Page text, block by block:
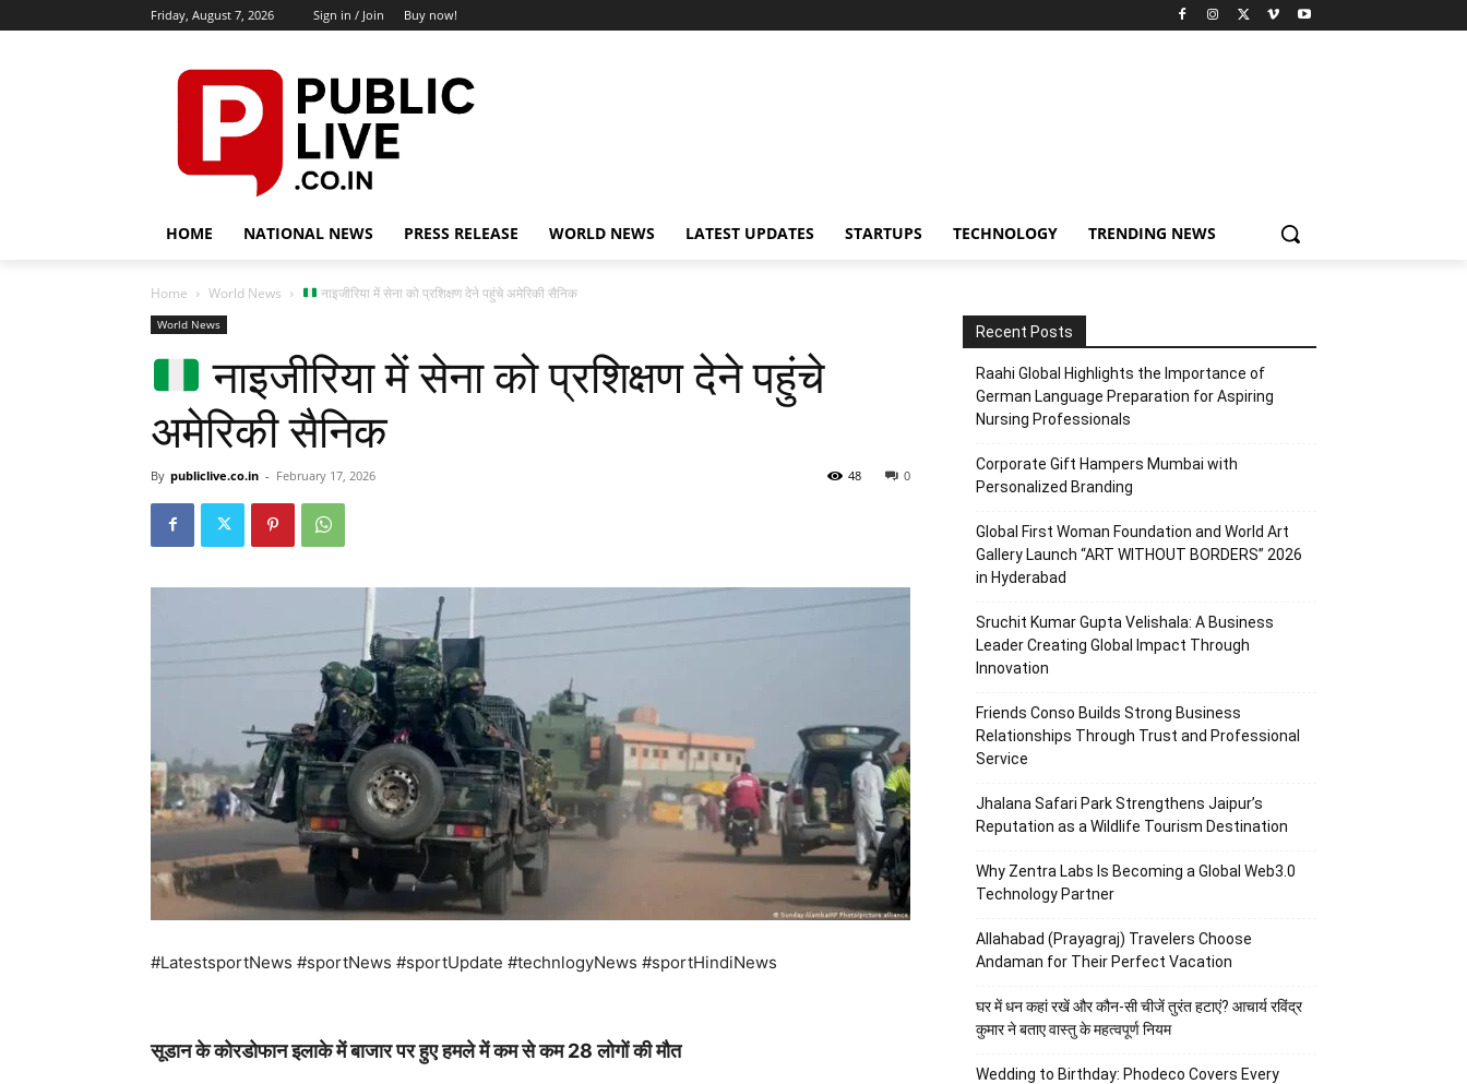
Friday, August 7, 2026 Sign in / Join Buy now!
HOME NATIONAL NEWS PRESS RELEASE WORLD NEWS LATEST UPDATES STARTUPS TECHNOLOGY TRENDING NEWS
Home World News नाइजीरिया में सेना को प्रशिक्षण देने पहुंचे अमेरिकी सैनिक
World News
नाइजीरिया में सेना को प्रशिक्षण देने पहुंचे
अमेरिकी सैनिक
By publiclive.co.in - February 17, 2026 0
48
#LatestsportNews #sportNews #sportUpdate #technlogyNews #sportHindiNews
सूडान के कोरडोफान इलाके में बाजार पर हुए हमले में कम से कम 28 लोगों की मौत
Recent Posts
Raahi Global Highlights the Importance of
German Language Preparation for Aspiring
Nursing Professionals
Corporate Gift Hampers Mumbai with
Personalized Branding
Global First Woman Foundation and World Art
Gallery Launch “ART WITHOUT BORDERS” 2026
in Hyderabad
Sruchit Kumar Gupta Velishala: A Business
Leader Creating Global Impact Through
Innovation
Friends Conso Builds Strong Business
Relationships Through Trust and Professional
Service
Jhalana Safari Park Strengthens Jaipur’s
Reputation as a Wildlife Tourism Destination
Why Zentra Labs Is Becoming a Global Web3.0
Technology Partner
Allahabad (Prayagraj) Travelers Choose
Andaman for Their Perfect Vacation
घर में धन कहां रखें और कौन-सी चीजें तुरंत हटाएं? आचार्य रविंद्र
कुमार ने बताए वास्तु के महत्वपूर्ण नियम
Wedding to Birthday: Phodeco Covers Every